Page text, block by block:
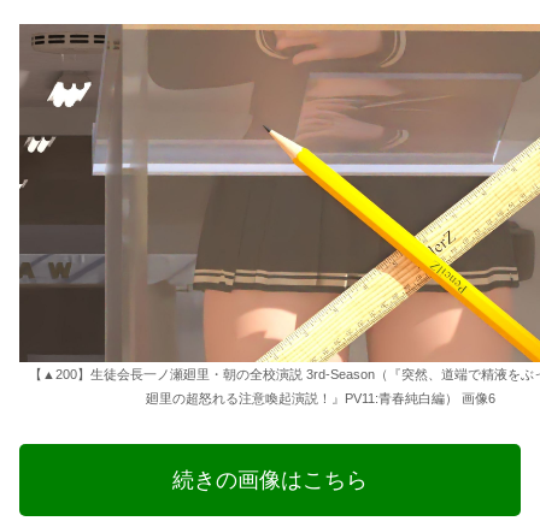
【▲200】生徒会長一ノ瀬廻里・朝の全校演説 3rd-Season（『突然、道端で精液をぶ
廻里の超怒れる注意喚起演説！』PV11:青春純白編） 画像6
続きの画像はこちら